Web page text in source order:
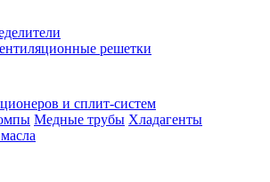
решетки
и сплит-систем
Медные трубы Хладагенты